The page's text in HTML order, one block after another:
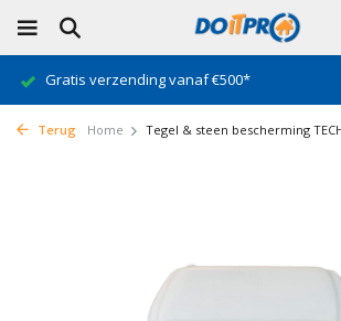
Gratis verzending vanaf €500*
Terug Home Tegel & steen bescherming